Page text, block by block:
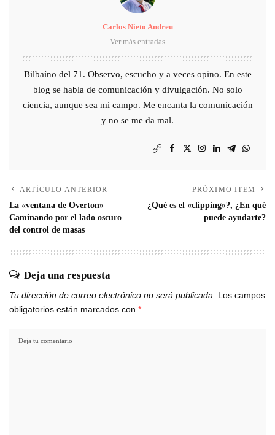
Carlos Nieto Andreu
Ver más entradas
Bilbaíno del 71. Observo, escucho y a veces opino. En este
blog se habla de comunicación y divulgación. No solo
ciencia, aunque sea mi campo. Me encanta la comunicación
y no se me da mal.
ARTÍCULO ANTERIOR
La «ventana de Overton» –
Caminando por el lado oscuro
del control de masas
PRÓXIMO ITEM
¿Qué es el «clipping»?, ¿En qué
puede ayudarte?
Deja una respuesta
Tu dirección de correo electrónico no será publicada.
Los campos
obligatorios están marcados con *